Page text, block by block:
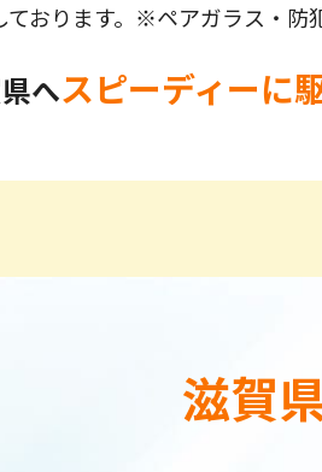
ております。※ペアガラス・防
へスピーディーに
滋賀